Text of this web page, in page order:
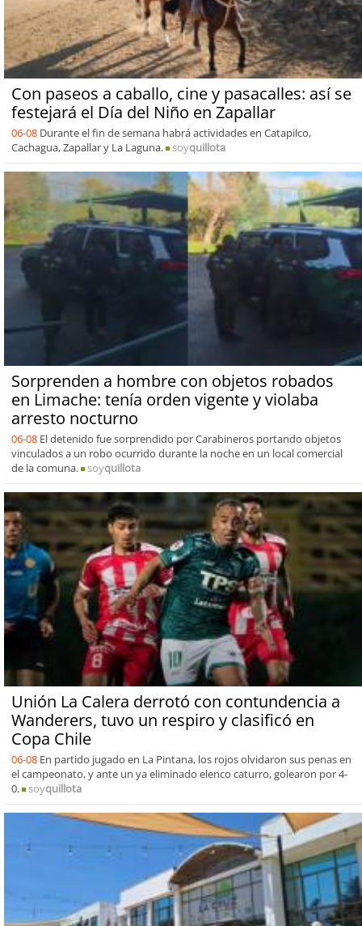
Con paseos a caballo, cine y pasacalles: así se
festejará el Día del Niño en Zapallar
06-08 Durante el fin de semana habrá actividades en Catapilco,
Cachagua, Zapallar y La Laguna.
soyquillota
Sorprenden a hombre con objetos robados
en Limache: tenía orden vigente y violaba
arresto nocturno
06-08 El detenido fue sorprendido por Carabineros portando objetos
vinculados a un robo ocurrido durante la noche en un local comercial
de la comuna.
soyquillota
Unión La Calera derrotó con contundencia a
Wanderers, tuvo un respiro y clasificó en
Copa Chile
06-08 En partido jugado en La Pintana, los rojos olvidaron sus penas en
el campeonato, y ante un ya eliminado elenco caturro, golearon por 4-
0.
soyquillota